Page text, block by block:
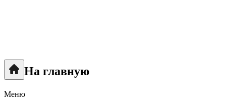
На главную
Меню